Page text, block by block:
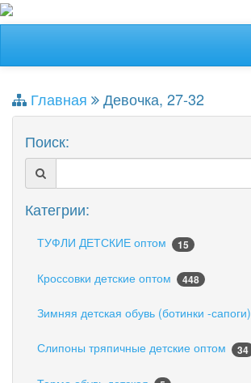
Главная
Девочка, 27-32
Поиск:
Категрии:
ТУФЛИ ДЕТСКИЕ оптом 15
Кроссовки детские оптом 448
Зимняя детская обувь (ботинки -сапоги)
Слипоны тряпичные детские оптом 34